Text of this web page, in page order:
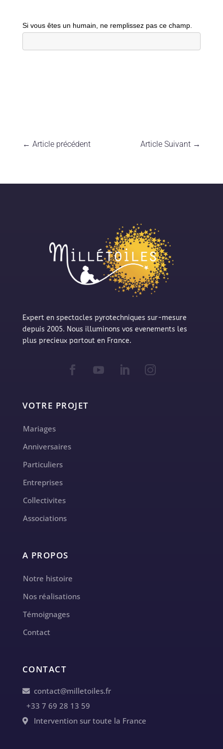
Si vous êtes un humain, ne remplissez pas ce champ.
← Article précédent Article Suivant →
Expert en spectacles pyrotechniques sur-mesure
depuis 2005. Nous illuminons vos evenements les
plus precieux partout en France.
VOTRE PROJET
Mariages
Anniversaires
Particuliers
Entreprises
Collectivites
Associations
A PROPOS
Notre histoire
Nos réalisations
Témoignages
Contact
CONTACT
contact@milletoiles.fr
+33 7 69 28 13 59
Intervention sur toute la France